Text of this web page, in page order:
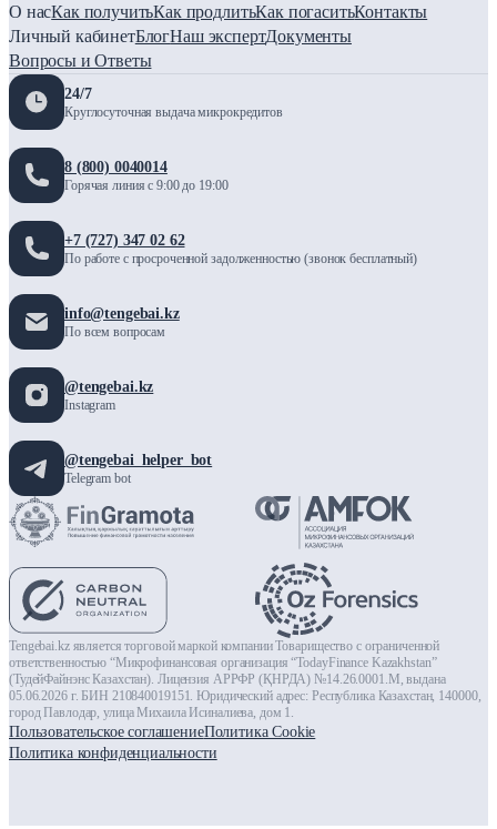
О насКак получитьКак продлитьКак погаситьКонтакты
Личный кабинетБлогНаш экспертДокументы
Вопросы и Ответы
24/7
Круглосуточная выдача микрокредитов
8 (800) 0040014
Горячая линия с 9:00 до 19:00
+7 (727) 347 02 62
По работе с просроченной задолженностью (звонок бесплатный)
info@tengebai.kz
По всем вопросам
@tengebai.kz
Instagram
@tengebai_helper_bot
Telegram bot
Tengebai.kz является торговой маркой компании Товарищество с ограниченной
ответственностью “Микрофинансовая организация “TodayFinance Kazakhstan”
(ТудейФайнэнс Казахстан). Лицензия АРРФР (ҚНРДА) №14.26.0001.М, выдана
05.06.2026 г. БИН 210840019151. Юридический адрес: Республика Казахстан, 140000,
город Павлодар, улица Михаила Исиналиева, дом 1.
Пользовательское соглашениеПолитика Cookie
Политика конфиденциальности